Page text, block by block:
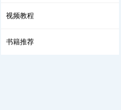
视频教程
书籍推荐